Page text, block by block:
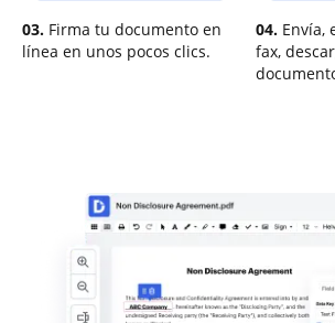
03. Firma tu documento en
línea en unos pocos clics.
04. Envía,
fax,